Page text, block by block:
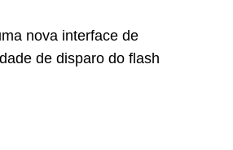
nova interface de
de disparo do flash